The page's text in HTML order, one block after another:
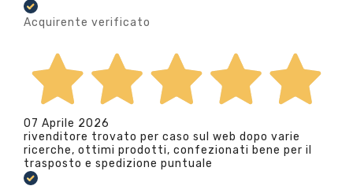
Acquirente verificato
07 Aprile 2026
rivenditore trovato per caso sul web dopo varie
ricerche, ottimi prodotti, confezionati bene per il
trasposto e spedizione puntuale